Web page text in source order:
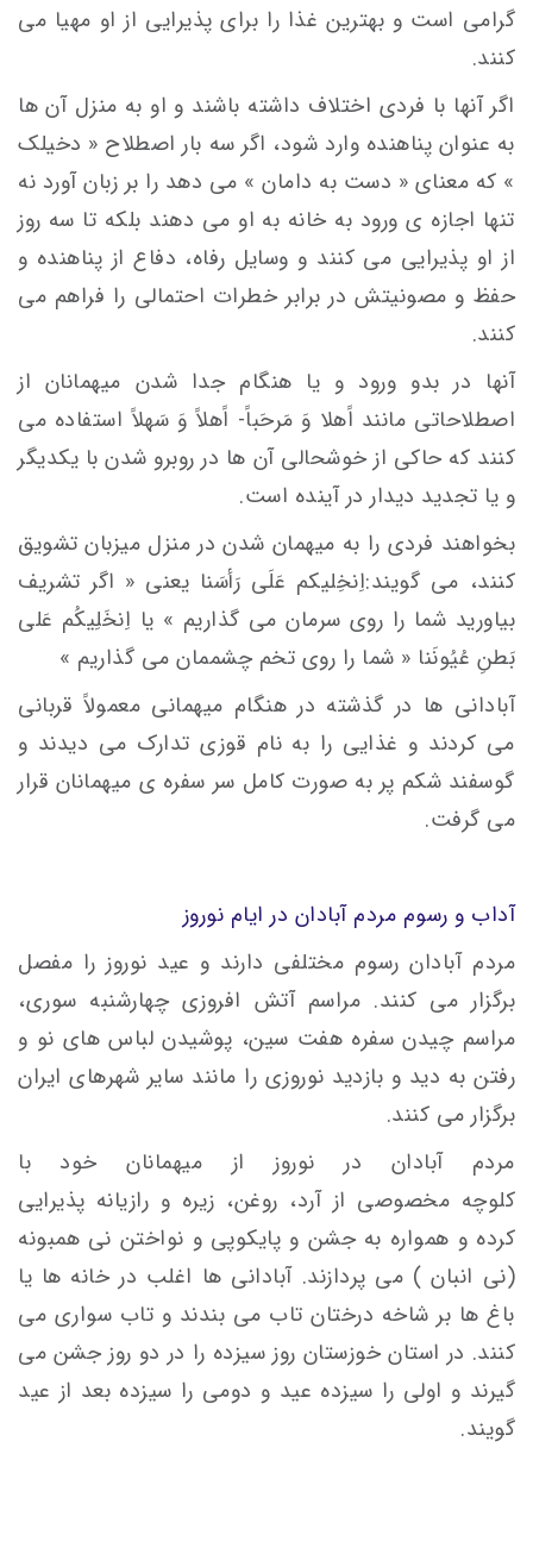
گرامی است و بهترین غذا را برای پذیرایی از او مهیا می
کنند.
اگر آنها با فردی اختلاف داشته باشند و او به منزل آن ها
به عنوان پناهنده وارد شود، اگر سه بار اصطلاح « دخیلک
» که معنای « دست به دامان » می دهد را بر زبان آورد نه
تنها اجازه ی ورود به خانه به او می دهند بلکه تا سه روز
از او پذیرایی می کنند و وسایل رفاه، دفاع از پناهنده و
حفظ و مصونیتش در برابر خطرات احتمالی را فراهم می
کنند.
آنها در بدو ورود و یا هنگام جدا شدن میهمانان از
اصطلاحاتی مانند اًهلا وَ مَرحَباً- اًهلاً وَ سَهلاً استفاده می
کنند که حاکی از خوشحالی آن ها در روبرو شدن با یکدیگر
و یا تجدید دیدار در آینده است.
بخواهند فردی را به میهمان شدن در منزل میزبان تشویق
کنند، می گویند:اِنخِلیکم عَلَی رَأسَنا یعنی « اگر تشریف
بیاورید شما را روی سرمان می گذاریم » یا اِنخَلِیکُم عَلی
بَطنِ عُیُونَنا « شما را روی تخم چشممان می گذاریم »
آبادانی ها در گذشته در هنگام میهمانی معمولاً قربانی
می کردند و غذایی را به نام قوزی تدارک می دیدند و
گوسفند شکم پر به صورت کامل سر سفره ی میهمانان قرار
می گرفت.
آداب و رسوم مردم آبادان در ایام نوروز
مردم آبادان رسوم مختلفی دارند و عید نوروز را مفصل
برگزار می کنند. مراسم آتش افروزی چهارشنبه سوری،
مراسم چیدن سفره هفت سین، پوشیدن لباس های نو و
رفتن به دید و بازدید نوروزی را مانند سایر شهرهای ایران
برگزار می کنند.
مردم آبادان در نوروز از میهمانان خود با
کلوچه مخصوصی از آرد، روغن، زیره و رازیانه پذیرایی
کرده و همواره به جشن و پایکوپی و نواختن نی همبونه
(نی انبان ) می پردازند. آبادانی ها اغلب در خانه ها یا
باغ ها بر شاخه درختان تاب می بندند و تاب سواری می
کنند. در استان خوزستان روز سیزده را در دو روز جشن می
گیرند و اولی را سیزده عید و دومی را سیزده بعد از عید
گویند.